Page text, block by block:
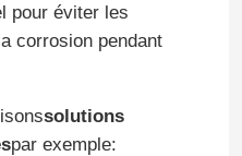
pour éviter les
corrosion pendant
solutions
par exemple: